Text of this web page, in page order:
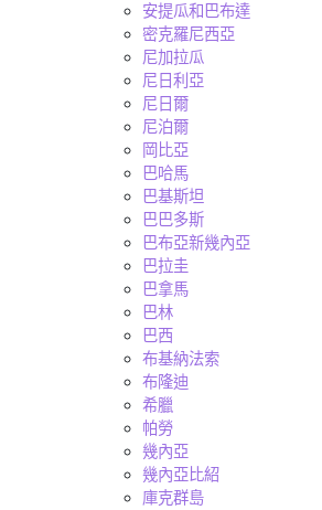
安提瓜和巴布達
密克羅尼西亞
尼加拉瓜
尼日利亞
尼日爾
尼泊爾
岡比亞
巴哈馬
巴基斯坦
巴巴多斯
巴布亞新幾內亞
巴拉圭
巴拿馬
巴林
巴西
布基納法索
布隆迪
希臘
帕勞
幾內亞
幾內亞比紹
庫克群島